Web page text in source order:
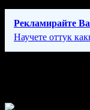
Рекламирайте
Научете оттук